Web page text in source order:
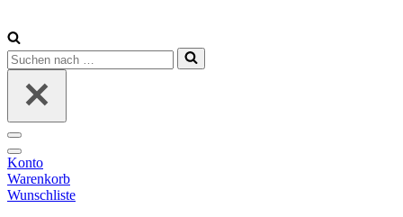
Suchen
nach …
Navigations-
Menü
Navigations-
Menü
Konto
Warenkorb
Wunschliste